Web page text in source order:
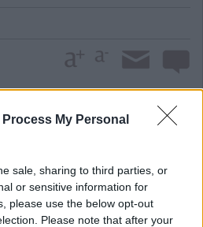
Process My Personal
sale, sharing to third parties, or
or sensitive information for
please use the below opt-out
Please note that after your